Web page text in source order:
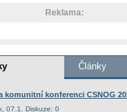
Reklama: